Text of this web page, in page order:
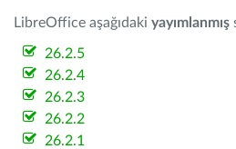
LibreOffice aşağıdaki yayımlanmış
26.2.5
26.2.4
26.2.3
26.2.2
26.2.1